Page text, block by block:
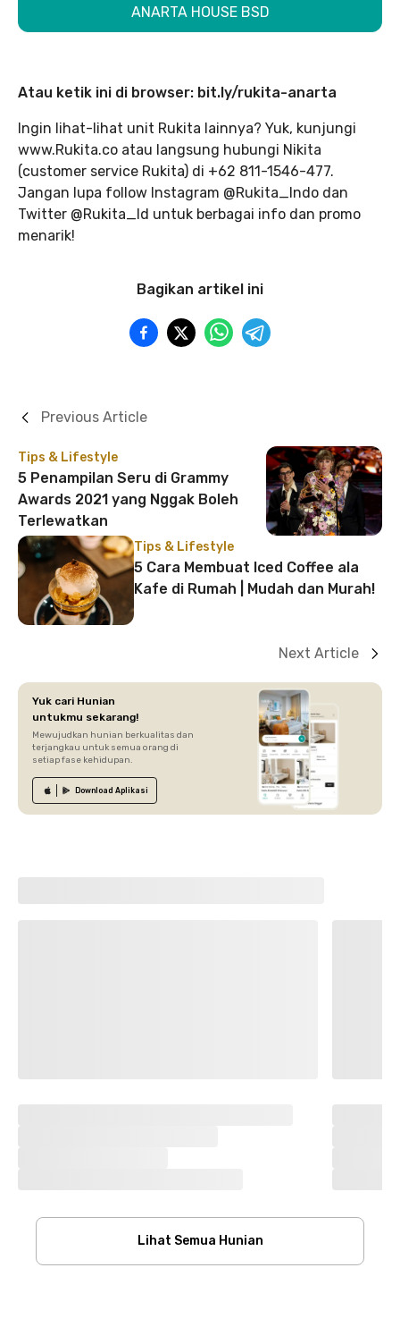
ANARTA HOUSE BSD
Atau ketik ini di browser: bit.ly/rukita-anarta
Ingin lihat-lihat unit Rukita lainnya? Yuk, kunjungi
www.Rukita.co atau langsung hubungi Nikita
(customer service Rukita) di +62 811-1546-477.
Jangan lupa follow Instagram @Rukita_Indo dan
Twitter @Rukita_Id untuk berbagai info dan promo
menarik!
Bagikan artikel ini
Tips & Lifestyle
5 Penampilan Seru di Grammy
Awards 2021 yang Nggak Boleh
Terlewatkan
Previous Article
Tips & Lifestyle
5 Cara Membuat Iced Coffee ala
Kafe di Rumah | Mudah dan Murah!
Next Article
Yuk cari Hunian
untukmu sekarang!
Mewujudkan hunian berkualitas dan
terjangkau untuk semua orang di
setiap fase kehidupan.
Download Aplikasi
Lihat Semua Hunian